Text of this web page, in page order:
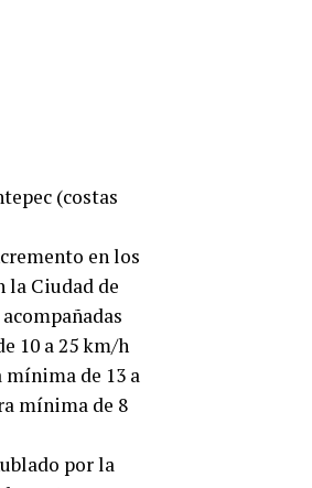
(costas
en los
la Ciudad de
10 a 25 km/h
mínima de 13 a
mínima de 8
por la